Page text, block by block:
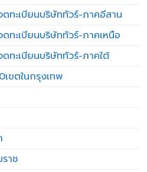
ทะเบียนบริษัททัวร์-ภาคอีสาน
ทะเบียนบริษัททัวร์-ภาคเหนือ
ทะเบียนบริษัททัวร์-ภาคใต้
ขตในกรุงเทพ
าช